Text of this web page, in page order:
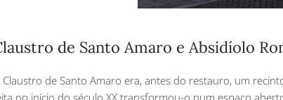
de Santo Amaro e Absidíolo
Claustro de Santo Amaro era, antes do restauro, um